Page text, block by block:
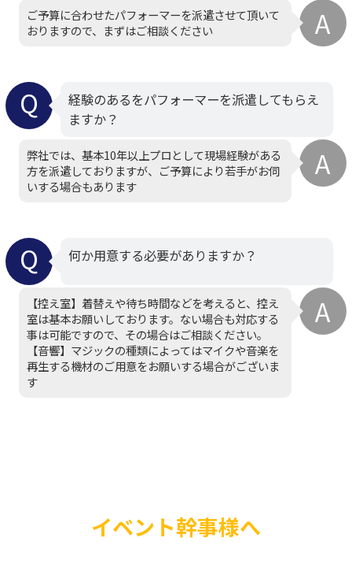
ご予算に合わせたパフォーマーを派遣させて頂いて
おりますので、まずはご相談ください
経験のあるをパフォーマーを派遣してもらえ
ますか？
弊社では、基本10年以上プロとして現場経験がある
方を派遣しておりますが、ご予算により若手がお伺
いする場合もあります
何か用意する必要がありますか？
【控え室】着替えや待ち時間などを考えると、控え
室は基本お願いしております。ない場合も対応する
事は可能ですので、その場合はご相談ください。
【音響】マジックの種類によってはマイクや音楽を
再生する機材のご用意をお願いする場合がございま
す
イベント幹事様へ